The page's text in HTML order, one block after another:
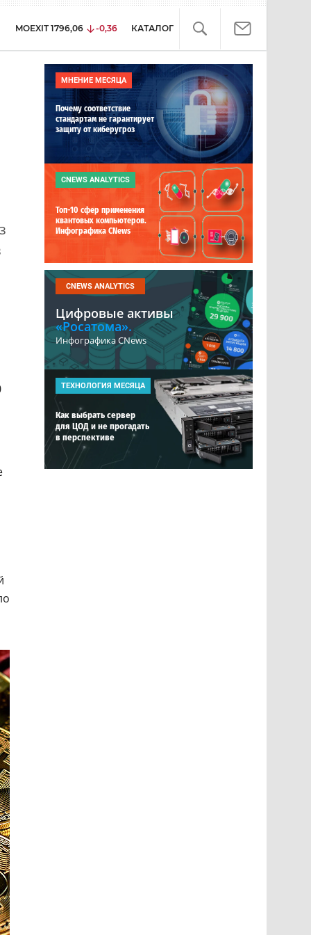
MOEXIT 1796,06 -0,36 КАТАЛОГ
МНЕНИЕ МЕСЯЦА
Почему соответствие
стандартам не гарантирует
защиту от киберугроз
CNEWS ANALYTICS
Топ-10 сфер применения
квантовых компьютеров.
Инфографика CNews
CNEWS ANALYTICS
Цифровые активы
«Росатома».
Инфографика CNews
ТЕХНОЛОГИЯ МЕСЯЦА
Как выбрать сервер
для ЦОД и не прогадать
в перспективе